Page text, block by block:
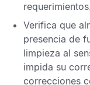
Verifica que
presencia de
limpieza al
impida su
correcciones